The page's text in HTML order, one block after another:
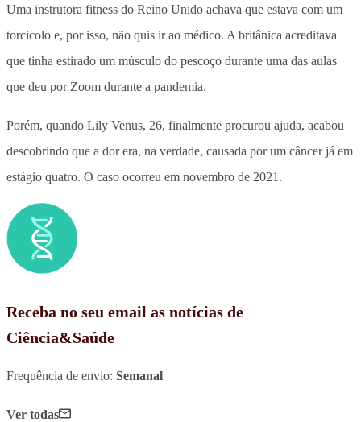
Uma instrutora fitness do Reino Unido achava que estava com um
torcicolo e, por isso, não quis ir ao médico. A britânica acreditava
que tinha estirado um músculo do pescoço durante uma das aulas
que deu por Zoom durante a pandemia.
Porém, quando Lily Venus, 26, finalmente procurou ajuda, acabou
descobrindo que a dor era, na verdade, causada por um câncer já em
estágio quatro. O caso ocorreu em novembro de 2021.
Receba no seu email as notícias de
Ciência&Saúde
Frequência de envio: Semanal
Ver todas